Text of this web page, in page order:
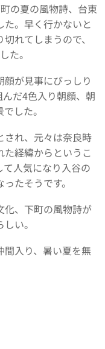
の夏の風物詩、台東
。早く行かないと
れてしまうので、
た。
が見事にびっしり
だ4色入り朝顔、朝
した。
され、元々は奈良時
経緯からというこ
人気になり入谷の
たそうです。
化、下町の風物詩が
い。
入り、暑い夏を無